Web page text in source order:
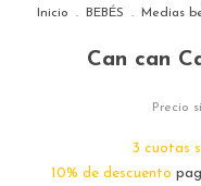
Inicio . BEBÉS . Medias
Can can
Precio
3 cuotas
10% de descuento